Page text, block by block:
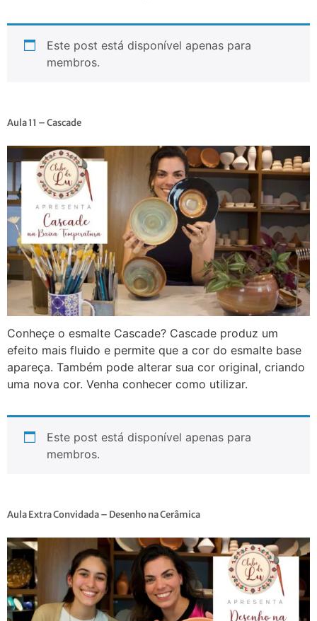
Este post está disponível apenas para
membros.
Aula 11 – Cascade
Conheçe o esmalte Cascade? Cascade produz um
efeito mais fluido e permite que a cor do esmalte base
apareça. Também pode alterar sua cor original, criando
uma nova cor. Venha conhecer como utilizar.
Este post está disponível apenas para
membros.
Aula Extra Convidada – Desenho na Cerâmica